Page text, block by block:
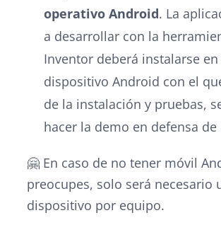
operativo Android. La
a desarrollar con la
Inventor deberá instalarse
dispositivo Android con el
de la instalación y pruebas,
hacer la demo en defensa
🤗 En caso de no tener móvil
preocupes, solo será necesario
dispositivo por equipo.